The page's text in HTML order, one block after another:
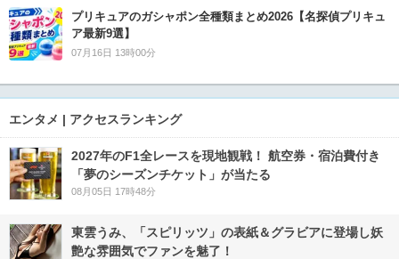
プリキュアのガシャポン全種類まとめ2026【名探偵プリキュ
ア最新9選】
07月16日 13時00分
エンタメ | アクセスランキング
2027年のF1全レースを現地観戦！ 航空券・宿泊費付き
「夢のシーズンチケット」が当たる
08月05日 17時48分
東雲うみ、「スピリッツ」の表紙＆グラビアに登場し妖
艶な雰囲気でファンを魅了！